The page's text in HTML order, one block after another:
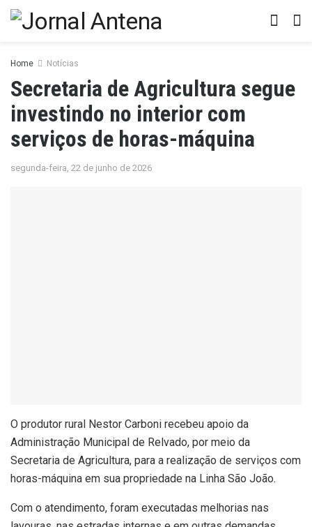
Home Notícias
Secretaria de Agricultura segue
investindo no interior com
serviços de horas-máquina
segunda-feira, 22 de junho de 2026
O produtor rural Nestor Carboni recebeu apoio da
Administração Municipal de Relvado, por meio da
Secretaria de Agricultura, para a realização de serviços com
horas-máquina em sua propriedade na Linha São João.
Com o atendimento, foram executadas melhorias nas